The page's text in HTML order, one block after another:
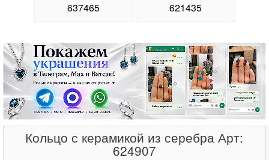
637465
621435
Кольцо с керамикой из серебра Арт:
624907